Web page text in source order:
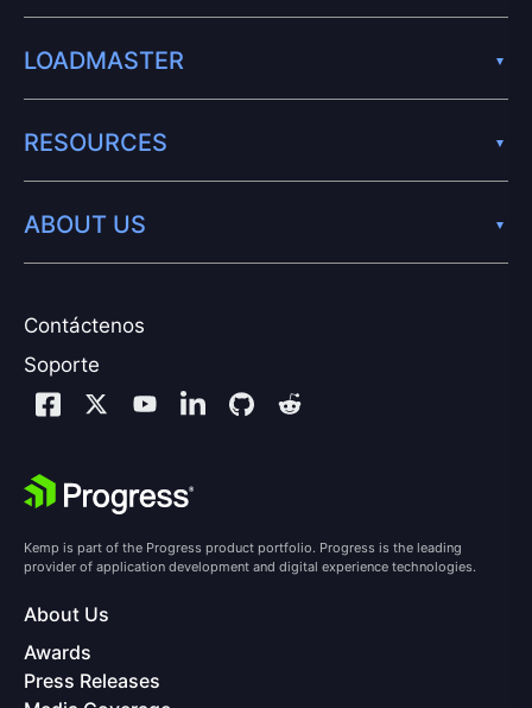
Contáctenos
Soporte
LOADMASTER
RESOURCES
ABOUT US
Kemp is part of the Progress product portfolio. Progress is the leading
provider of application development and digital experience technologies.
About Us
Awards
Press Releases